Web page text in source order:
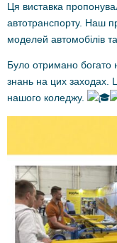
Ця виставка
автотранспорту. Наш
моделей автомобілів
Було отримано богато
знань на цих заходах.
нашого коледжу.